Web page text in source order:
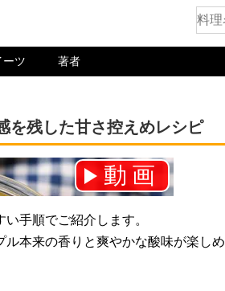
ーツ 著者
を残した甘さ控えめレシピ
動画
いします！⇒
手順でご紹介します。
本来の香りと爽やかな酸味が楽しめ